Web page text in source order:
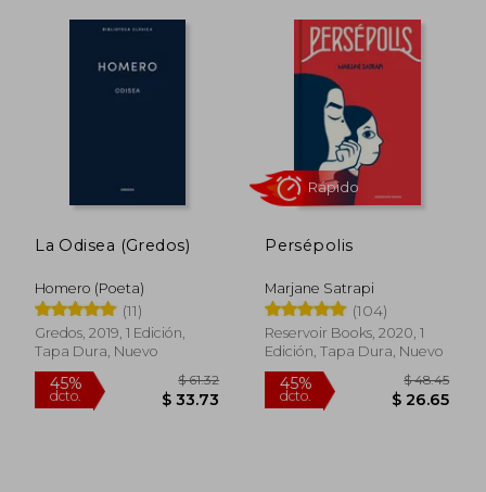
La Odisea (Gredos)
Homero (Poeta)
(11)
Gredos, 2019, 1 Edición,
Tapa Dura, Nuevo
Persépolis
Marjane Satrapi
(104)
Reservoir Books, 2020, 1
Edición, Tapa Dura, Nuevo
Rápido